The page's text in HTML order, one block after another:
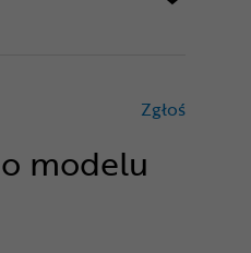
modelu
Zgłoś